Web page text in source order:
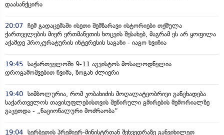
დაასანქცირა
20:07 ჩემ გადაცემაში ისეთი შემზარავი ისტორიები თქმულა
ქართველების მიერ ერთმანეთის ხოცვის შესახებ, მაგრამ ეს არ ყოფილა
აქამდე პროკურატურის ინტერესის საგანი - იაგო ხვიჩია
19:45 საქართველოში 9-11 აგვისტოს მოსალოდნელია
დროგამოშვებით წვიმა, ზოგან ძლიერი
19:40 სიმბოლურია, რომ კობახიძის მოღალატეობრივი განცხადება
საქართველოს თავისუფლებისთვის შეწირული გმირების მემორიალზე
გაკეთდა - „ნაციონალური მოძრაობა“
19:04 სერბეთის პრემიერ-მინისტრთან შეხვედრაზე განვიხილეთ